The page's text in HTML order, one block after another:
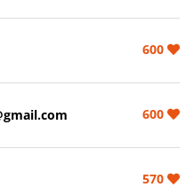
600
600
570